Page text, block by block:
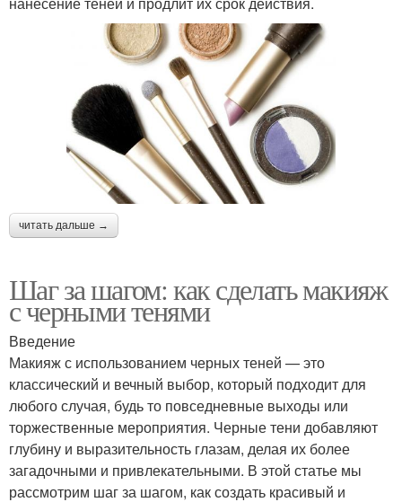
читать дальше →
Шаг за шагом: как сделать макияж
с черными тенями
Введение
Макияж с использованием черных теней — это
классический и вечный выбор, который подходит для
любого случая, будь то повседневные выходы или
торжественные мероприятия. Черные тени добавляют
глубину и выразительность глазам, делая их более
загадочными и привлекательными. В этой статье мы
рассмотрим шаг за шагом, как создать красивый и